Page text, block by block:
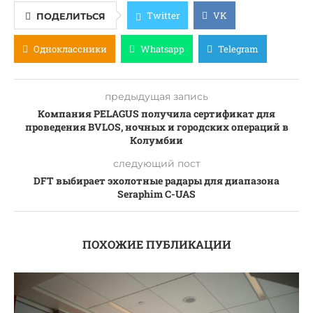
ПОДЕЛИТЬСЯ Twitter VK
Одноклассники Whatsapp Telegram
предыдущая запись
Компания PELAGUS получила сертификат для
проведения BVLOS, ночных и городских операций в
Колумбии
следующий пост
DFT выбирает эхолотные радары для диапазона
Seraphim C-UAS
ПОХОЖИЕ ПУБЛИКАЦИИ